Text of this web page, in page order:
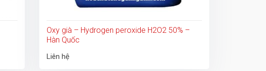
Oxy già – Hydrogen peroxide H2O2 50% –
Hàn Quốc
Liên hệ